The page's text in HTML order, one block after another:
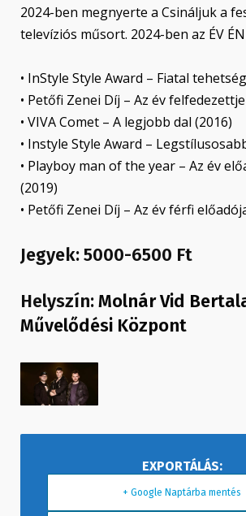
2024-ben megnyerte a Csináljuk a
televíziós műsort. 2024-ben az ÉV
• InStyle Style Award – Fiatal
• Petőfi Zenei Díj – Az év
• VIVA Comet – A legjobb dal (2016)
• Instyle Style Award –
• Playboy man of the year – Az év
(2019)
• Petőfi Zenei Díj – Az év férfi
Jegyek: 5000-6500 Ft
Helyszín:Molnár Vid
Művelődési Központ
+ Google Naptárba mentés